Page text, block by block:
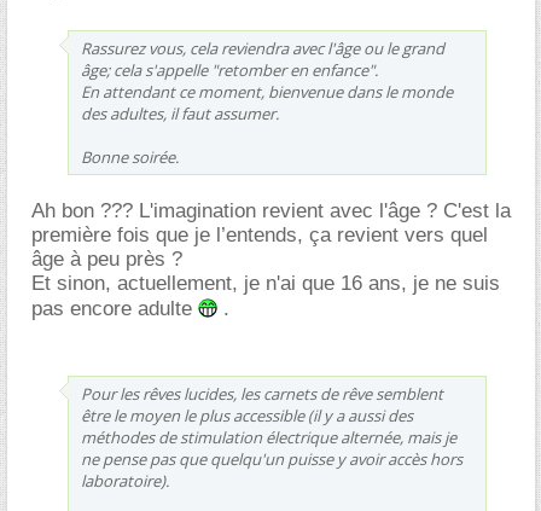
Rassurez vous, cela reviendra avec l'âge ou le grand
ge; cela s'appelle "retomber en enfance".
En attendant ce moment, bienvenue dans le monde
des adultes, il faut assumer.
Bonne soirée.
Ah bon ??? L'imagination revient avec l'âge ? C'est la
première fois que je l’entends, ça revient vers quel
ge à peu près ?
Et sinon, actuellement, je n'ai que 16 ans, je ne suis
pas encore adulte
.
Pour les rêves lucides, les carnets de rêve semblent
être le moyen le plus accessible (il y a aussi des
méthodes de stimulation électrique alternée, mais je
ne pense pas que quelqu'un puisse y avoir accès hors
laboratoire).